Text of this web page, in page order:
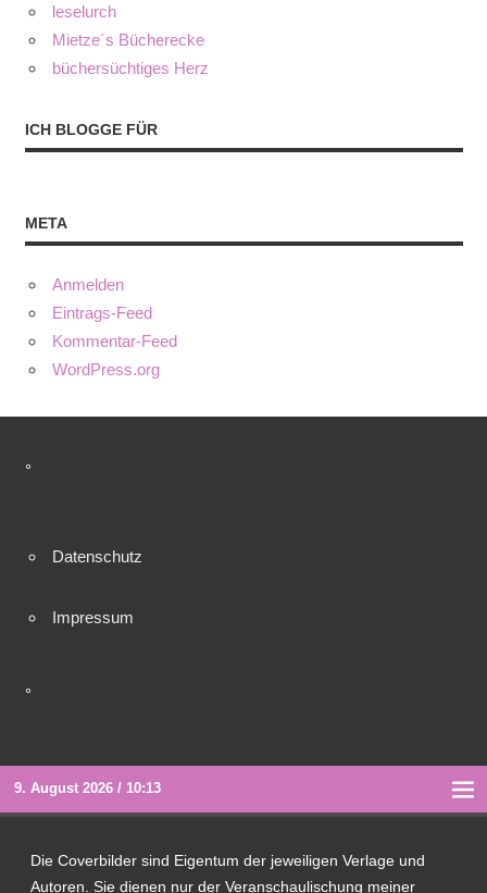
leselurch
Mietze´s Bücherecke
büchersüchtiges Herz
ICH BLOGGE FÜR
META
Anmelden
Eintrags-Feed
Kommentar-Feed
WordPress.org
°
Datenschutz
Impressum
°
9. August 2026 / 10:13
Die Coverbilder sind Eigentum der jeweiligen Verlage und
Autoren. Sie dienen nur der Veranschaulischung meiner